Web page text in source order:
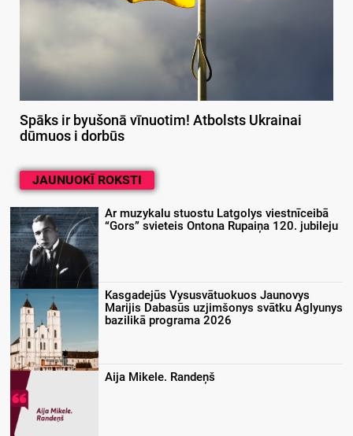
Spāks ir byušonā vīnuotim! Atbolsts Ukrainai
dūmuos i dorbūs
JAUNUOKĪ ROKSTI
Ar muzykalu stuostu Latgolys viestnīceibā
“Gors” svieteis Ontona Rupaiņa 120. jubileju
Kasgadejūs Vysusvātuokuos Jaunovys
Marijis Dabasūs uzjimšonys svātku Aglyunys
bazilikā programa 2026
Aija Mikele. Randeņš